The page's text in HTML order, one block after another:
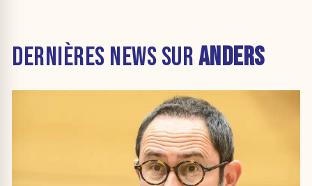
DERNIÈRES NEWS SURANDERS